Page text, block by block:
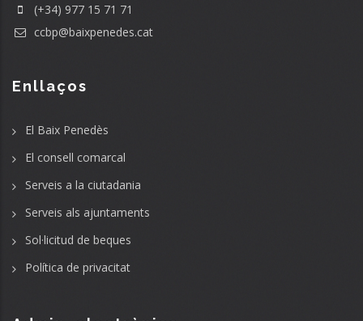
(+34) 977 15 71 71
ccbp@baixpenedes.cat
Enllaços
El Baix Penedès
El consell comarcal
Serveis a la ciutadania
Serveis als ajuntaments
Sol·licitud de beques
Política de privacitat